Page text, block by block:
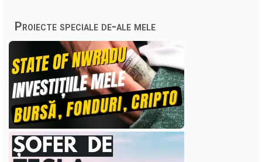
Proiecte speciale de-ale mele